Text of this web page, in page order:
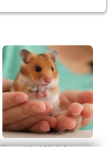
Le poids idéal du